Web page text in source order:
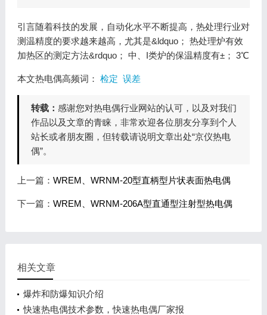
引言随着科技的发展，自动化水平不断提高，热处理行业对
测温精度的要求越来越高，尤其是&ldquo； 热处理炉有效
加热区的测定方法&rdquo； 中、I类炉的保温精度有±； 3℃
本文热电偶高频词： 检定 误差
转载： 感谢您对热电偶行业网站的认可，以及对我们
作品以及文章的青睐，非常欢迎各位朋友分享到个人
站长或者朋友圈，但转载请说明文章出处“京仪热电
偶”。
上一篇： WREM、WRNM-20型直柄型片状表面热电偶
下一篇： WREM、WRNM-206A型直通型注射型热电偶
相关文章
爆炸和防爆知识介绍
快速热电偶技术参数，快速热电偶厂家报